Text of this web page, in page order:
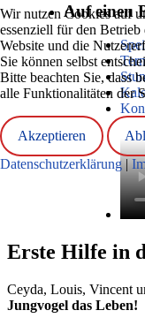
Auf einen
Erste Hilfe in
Ceyda, Louis, Vincent
Jungvogel das Leben!
Wir nutzen Cookies auf
essenziell für den Betrieb
Website und die
Sie können selbst
Bitte beachten Sie, dass
alle Funktionalitäten der
Akzeptieren
Datenschutzerklärung|